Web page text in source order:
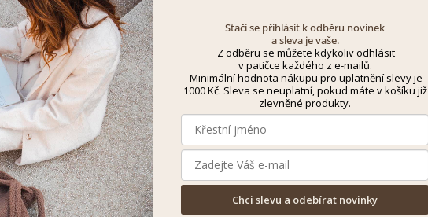
Stačí se přihlásit k odběru novinek
a sleva je vaše.
Z odběru se můžete kdykoliv odhlásit
v patičce každého z e-mailů.
Minimální hodnota nákupu pro uplatnění slevy je
1000 Kč. Sleva se neuplatní, pokud máte v košíku již
zlevněné produkty.
Chci slevu a odebírat novinky